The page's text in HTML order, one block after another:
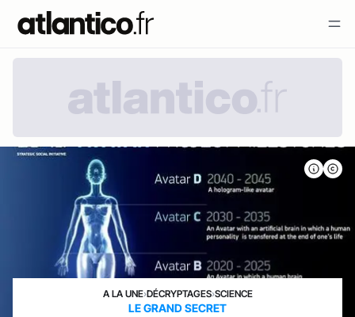
A LA UNE›DÉCRYPTAGES›SCIENCE
LE GRAND SECRET